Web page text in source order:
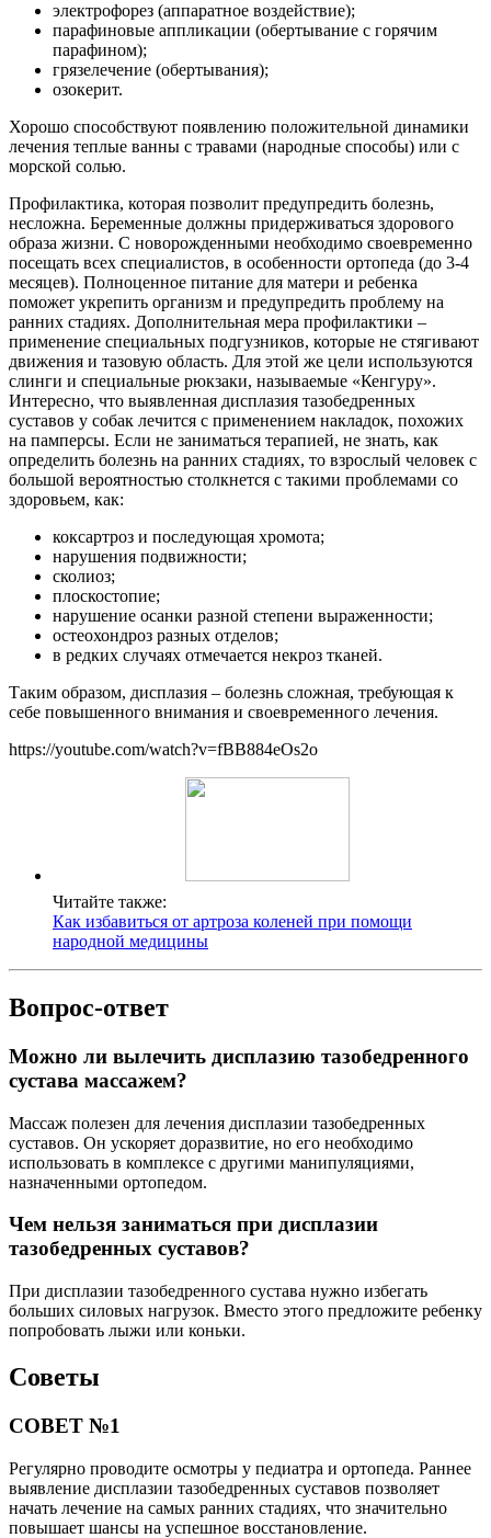
электрофорез (аппаратное воздействие);
парафиновые аппликации (обертывание с горячим
парафином);
грязелечение (обертывания);
озокерит.
Хорошо способствуют появлению положительной динамики
лечения теплые ванны с травами (народные способы) или с
морской солью.
Профилактика, которая позволит предупредить болезнь,
несложна. Беременные должны придерживаться здорового
образа жизни. С новорожденными необходимо своевременно
посещать всех специалистов, в особенности ортопеда (до 3-4
месяцев). Полноценное питание для матери и ребенка
поможет укрепить организм и предупредить проблему на
ранних стадиях. Дополнительная мера профилактики –
применение специальных подгузников, которые не стягивают
движения и тазовую область. Для этой же цели используются
слинги и специальные рюкзаки, называемые «Кенгуру».
Интересно, что выявленная дисплазия тазобедренных
суставов у собак лечится с применением накладок, похожих
на памперсы. Если не заниматься терапией, не знать, как
определить болезнь на ранних стадиях, то взрослый человек с
большой вероятностью столкнется с такими проблемами со
здоровьем, как:
коксартроз и последующая хромота;
нарушения подвижности;
сколиоз;
плоскостопие;
нарушение осанки разной степени выраженности;
остеохондроз разных отделов;
в редких случаях отмечается некроз тканей.
Таким образом, дисплазия – болезнь сложная, требующая к
себе повышенного внимания и своевременного лечения.
https://youtube.com/watch?v=fBB884eOs2o
Читайте также:
Как избавиться от артроза коленей при помощи
народной медицины
Вопрос-ответ
Можно ли вылечить дисплазию тазобедренного
сустава массажем?
Массаж полезен для лечения дисплазии тазобедренных
суставов. Он ускоряет доразвитие, но его необходимо
использовать в комплексе с другими манипуляциями,
назначенными ортопедом.
Чем нельзя заниматься при дисплазии
тазобедренных суставов?
При дисплазии тазобедренного сустава нужно избегать
больших силовых нагрузок. Вместо этого предложите ребенку
попробовать лыжи или коньки.
Советы
СОВЕТ №1
Регулярно проводите осмотры у педиатра и ортопеда. Раннее
выявление дисплазии тазобедренных суставов позволяет
начать лечение на самых ранних стадиях, что значительно
повышает шансы на успешное восстановление.